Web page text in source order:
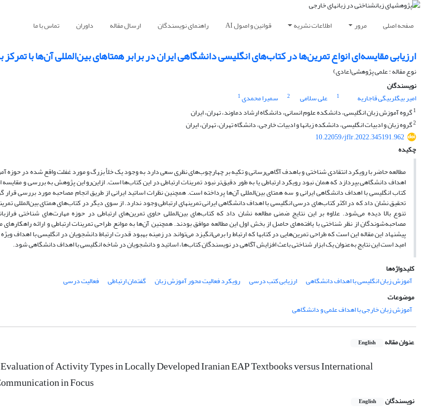
صفحه اصلی مرور اطلاعات نشریه قوانین و اصول AI راهنمای نویسندگان ارسال مقاله داوران تماس با ما
ارزیابی مقایسه‌ای انواع تمرین‌ها در کتاب‌های انگلیسی دانشگاهی ایران در برابر همتاهای بین‌المللی آن‌ها با تمرکز
نوع مقاله : علمی پژوهشی(عادی)
نویسندگان
امیر بیگلربیگی قاجاریه
1 علی سلامی 2 سمیرا محمدی1
1گروه آموزش زبان انگلیسی، دانشکده علوم انسانی، دانشگاه ارشاد دماوند، تهران، ایران
2گروه زبان و ادبیات انگلیسی، دانشکده زبانها و ادبیات خارجی، دانشگاه تهران، تهران، ایران
10.22059/jflr.2022.345191.962
چکیده
مطالعه حاضر با رویکرد انتقادی شناختی و باهدف آگاهی‌رسانی و تکیه بر چهارچوب‌های نظری سعی دارد به وجود یک خلأ بزرگ و مورد غفلت واقع شده در حوزه
اهداف دانشگاهی بپردازد که همان نبود رویکرد ارتباطی یا به طور دقیق‌تر نبود تمرینات ارتباطی در این کتاب‌ها است. ازاین‌رو این پژوهش به بررسی و
کتاب انگلیسی با اهداف دانشگاهی ایرانی و سه همتای بین‌المللی آن‌ها پرداخته است. همچنین نظرات اساتید ایرانی از طریق انجام مصاحبه مورد بررسی
تحقیق نشان داد که در اکثر کتاب‌های درسی انگلیسی با اهداف دانشگاهی ایرانی تمرینهای ارتباطی وجود ندارد. از سوی دیگر در کتاب‌های همتای بین‌المللی
تنوع بالا دیده می‌شود. علاوه بر این نتایج ضمنی مطالعه نشان داد که کتاب‌های بین‌المللی حاوی تمرین‌های ارتباطی در حوزه مهارت‌های شناختی
مصاحبه‌شوندگان از نظر شناختی با یافته‌های حاصل از بخش اول این مطالعه موافق بودند. همچنین آن‌ها به موانع طراحی تمرینات ارتباطی و ارائه
پیشنهاد این مقاله این است که طراحی تمرین‌هایی در کتابها که ارتباط را بر‌می‌انگیزد می‌تواند در زمینه بهبود قدرت ارتباط دانشجویان در انگلیسی با اهداف
امید است این نتایج به‌عنوان یک ابزار شناختی باعث افزایش آگاهی در نویسندگان کتاب‌ها، اساتید و دانشجویان در شاخه انگلیسی با اهداف دانشگاهی شود.
کلیدواژه‌ها
آموزش زبان انگلیسی با اهداف دانشگاهی
ارزیابی کتب درسی رویکرد فعالیت محور آموزش زبان گفتمان ارتباطی
فعالیت درسی
موضوعات
آموزش زبان خارجی با اهداف علمی و دانشگاهی
عنوان مقاله English
of Activity Types in Locally Developed Iranian EAP Textbooks versus International
in Focus
نویسندگان English